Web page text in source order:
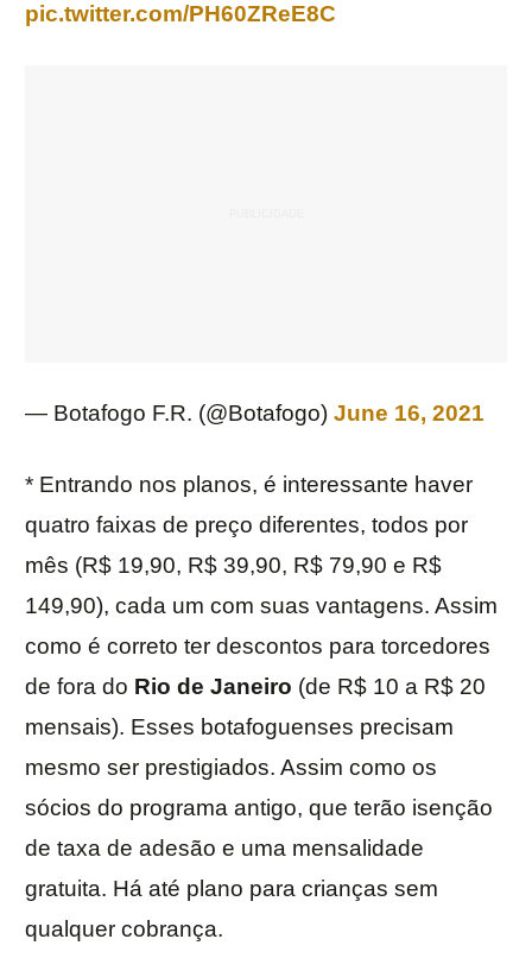
pic.twitter.com/PH60ZReE8C
— Botafogo F.R. (@Botafogo) June 16, 2021
* Entrando nos planos, é interessante haver
quatro faixas de preço diferentes, todos por
mês (R$ 19,90, R$ 39,90, R$ 79,90 e R$
149,90), cada um com suas vantagens. Assim
como é correto ter descontos para torcedores
de fora do Rio de Janeiro (de R$ 10 a R$ 20
mensais). Esses botafoguenses precisam
mesmo ser prestigiados. Assim como os
sócios do programa antigo, que terão isenção
de taxa de adesão e uma mensalidade
gratuita. Há até plano para crianças sem
qualquer cobrança.